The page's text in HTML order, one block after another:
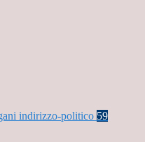
indirizzo-politico 59